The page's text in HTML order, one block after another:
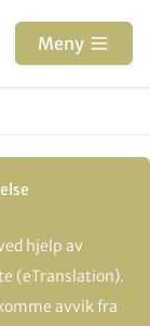
Meny
hjelp av
(eTranslation).
avvik fra